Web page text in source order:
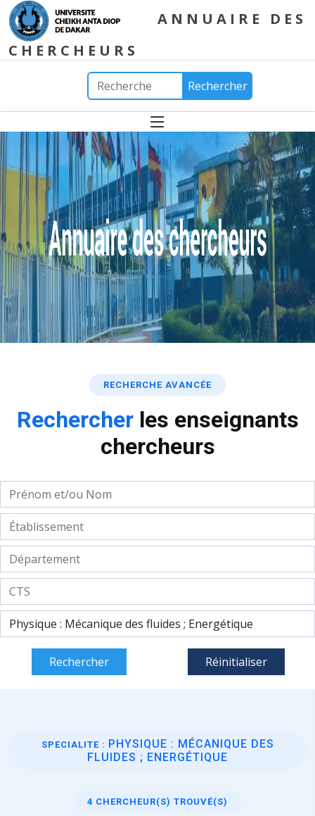
ANNUAIRE DES
CHERCHEURS
Rechercher
RECHERCHE AVANCÉE
Rechercherles enseignants
chercheurs
Rechercher Réinitialiser
SPECIALITE : PHYSIQUE : MÉCANIQUE DES
FLUIDES ; ENERGÉTIQUE
4 CHERCHEUR(S) TROUVÉ(S)